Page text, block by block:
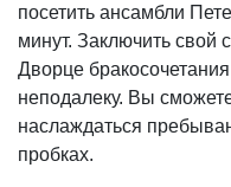
посетить ансамбли
минут. Заключить свой
Дворце
неподалеку. Вы
наслаждаться
пробках.